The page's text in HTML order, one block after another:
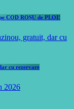
COD ROȘU de PLOI!
cu rezervare